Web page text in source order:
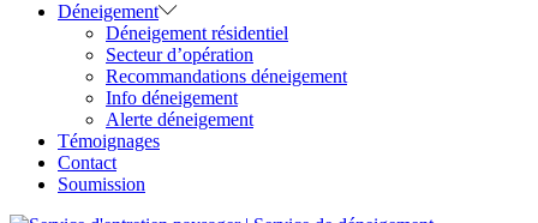
Déneigement
Déneigement résidentiel
Secteur d’opération
Recommandations déneigement
Info déneigement
Alerte déneigement
Témoignages
Contact
Soumission